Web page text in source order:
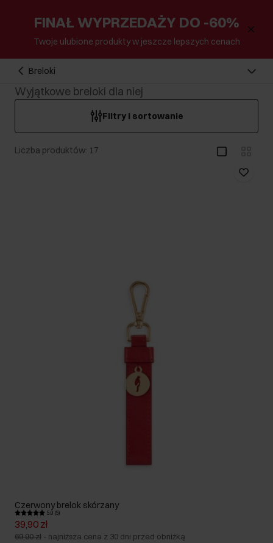
FINAŁ WYPRZEDAŻY DO -60%
Twoje ulubione produkty w jeszcze lepszych cenach
Breloki
Wyjątkowe breloki dla niej
Filtry i sortowanie
Liczba produktów: 17
Czerwony brelok skórzany
5.0 (5)
39,90 zł
69,90 zł - najniższa cena z 30 dni przed obniżką